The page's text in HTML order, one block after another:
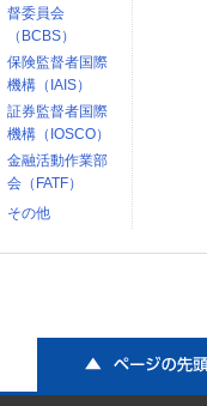
督委員会
（BCBS）
保険監督者国際
機構（IAIS）
証券監督者国際
機構（IOSCO）
金融活動作業部
会（FATF）
その他